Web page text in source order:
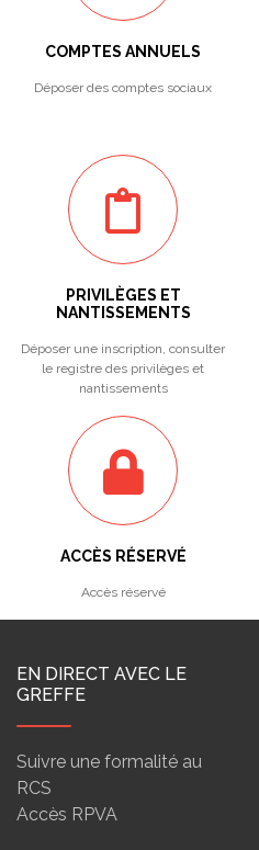
COMPTES ANNUELS
Déposer des comptes sociaux
PRIVILÈGES ET
NANTISSEMENTS
Déposer une inscription, consulter
le registre des privilèges et
nantissements
ACCÈS RÉSERVÉ
Accès réservé
EN DIRECT AVEC LE
GREFFE
Suivre une formalité au
RCS
Accès RPVA